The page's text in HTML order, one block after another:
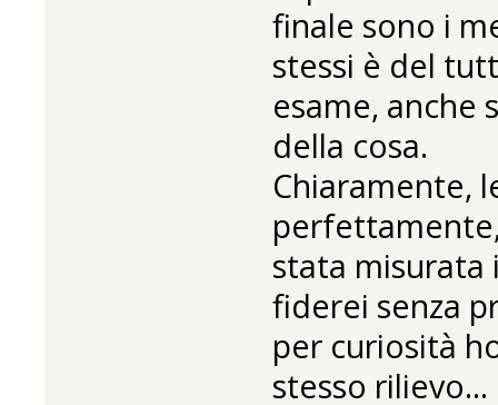
finale sono i
stessi è del
esame, anche
della cosa.
Chiaramente,
stata misurata
fiderei senza
per curiosità
stesso rilievo...